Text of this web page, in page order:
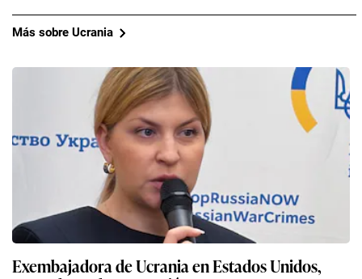
Más sobre Ucrania
Exembajadora de Ucrania en Estados Unidos,